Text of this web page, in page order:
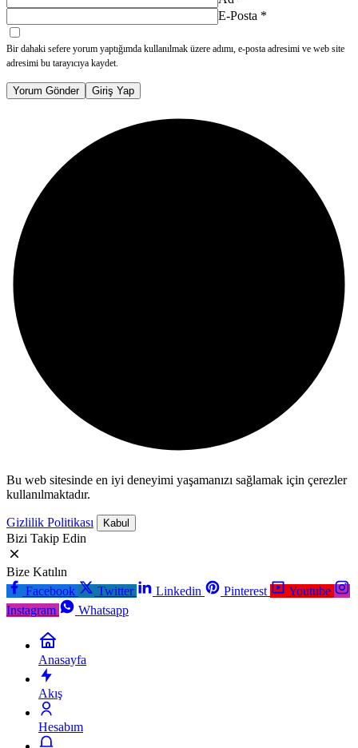
E-Posta *
Bir dahaki sefere yorum yaptığımda kullanılmak üzere adımı, e-posta adresimi ve web site
adresimi bu tarayıcıya kaydet.
Yorum Gönder Giriş Yap
Bu web sitesinde en iyi deneyimi yaşamanızı sağlamak için çerezler
kullanılmaktadır.
Gizlilik Politikası Kabul
Bizi Takip Edin
Bize Katılın
Facebook
Twitter Linkedin Pinterest
Youtube
Instagram
Whatsapp
Anasayfa
Akış
Hesabım